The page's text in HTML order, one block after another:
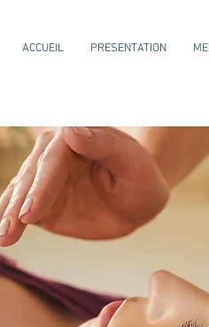
ACCUEIL PRESENTATION